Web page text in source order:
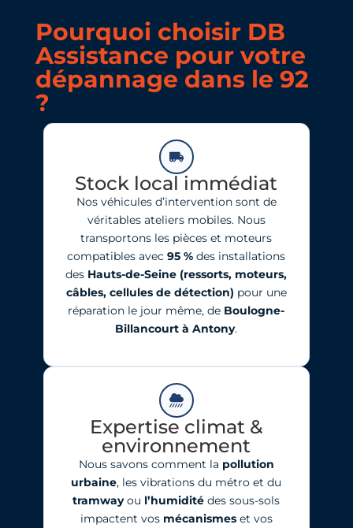
Pourquoi choisir DB
Assistance pour votre
dépannage dans le 92
?
Stock local immédiat
Nos véhicules d’intervention sont de
véritables ateliers mobiles. Nous
transportons les pièces et moteurs
compatibles avec95 % des installations
des Hauts-de-Seine (ressorts, moteurs,
câbles, cellules de détection) pour une
réparation le jour même, de Boulogne-
Billancourt à Antony.
Expertise climat &
environnement
Nous savons comment la pollution
urbaine, les vibrations du métro et du
tramwayou l’humidité des sous-sols
impactent vos mécanismeset vos